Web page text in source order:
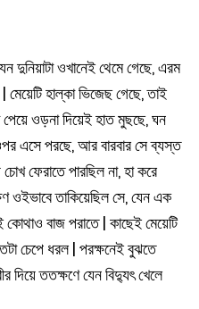
দুনিয়াটা ওখানেই থেমে গেছে, এরম
হাল্কা ভিজেছ গেছে, তাই
ওড়না দিয়েই হাত মুছছে, ঘন
এসে পরছে, আর বারবার সে ব্যস্ত
ফেরাতে পারছিল না, হা করে
ওইভাবে তাকিয়েছিল সে, যেন এক
বাজ পরাতে | কাছেই মেয়েটি
চেপে ধরল | পরক্ষনেই বুঝতে
দিয়ে ততক্ষণে যেন বিদ্যুৎ খেলে